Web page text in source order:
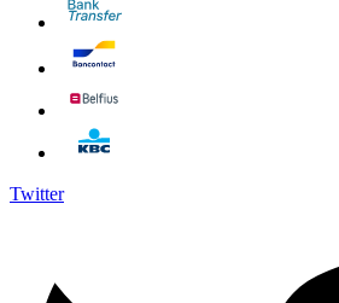
Twitter